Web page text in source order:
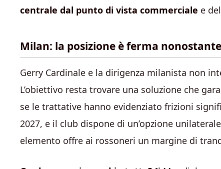
centrale dal punto di vista commerciale e
Milan: la posizione è ferma
Gerry Cardinale e la dirigenza milanista non
L’obiettivo resta trovare una soluzione che
se le trattative hanno evidenziato frizioni
2027, e il club dispone di un’opzione
elemento offre ai rossoneri un margine di